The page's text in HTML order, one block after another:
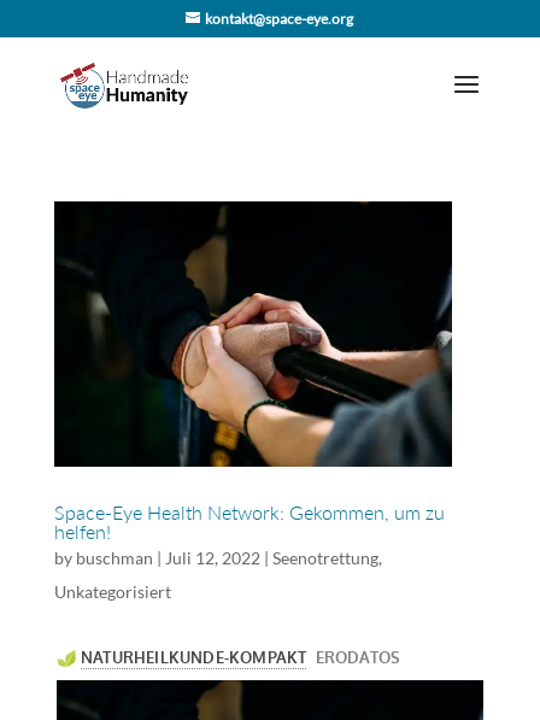
kontakt@space-eye.org
Space-Eye Health Network: Gekommen, um zu
helfen!
by buschman | Juli 12, 2022 | Seenotrettung,
Unkategorisiert